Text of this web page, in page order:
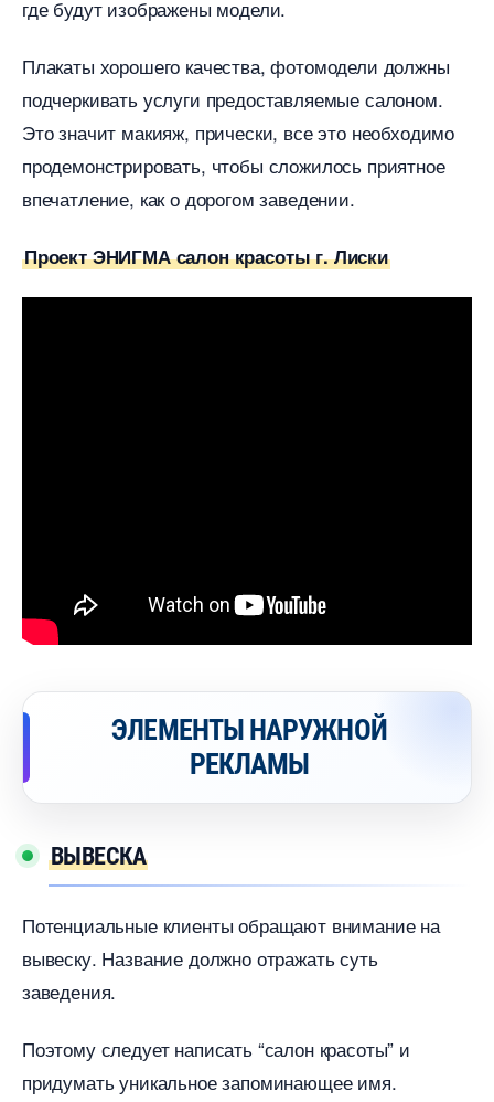
де будут изображены модели.
Плакаты хорошего качества, фотомодели должны
подчеркивать услуги предоставляемые салоном.
Это значит макияж, прически, все это необходимо
продемонстрировать, чтобы сложилось приятное
печатление, как о дорогом заведении.
Проект ЭНИГМА салон красоты г. Лиски
ЭЛЕМЕНТЫ НАРУЖНОЙ
РЕКЛАМЫ
ЫВЕСКА
Потенциальные клиенты обращают внимание на
ывеску. Название должно отражать суть
заведения.
Поэтому следует написать “салон красоты” и
придумать уникальное запоминающее имя.